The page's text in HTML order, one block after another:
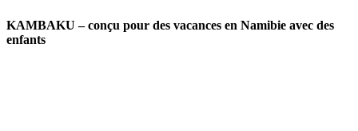
KAMBAKU – conçu pour des vacances en Namibie avec des
enfants